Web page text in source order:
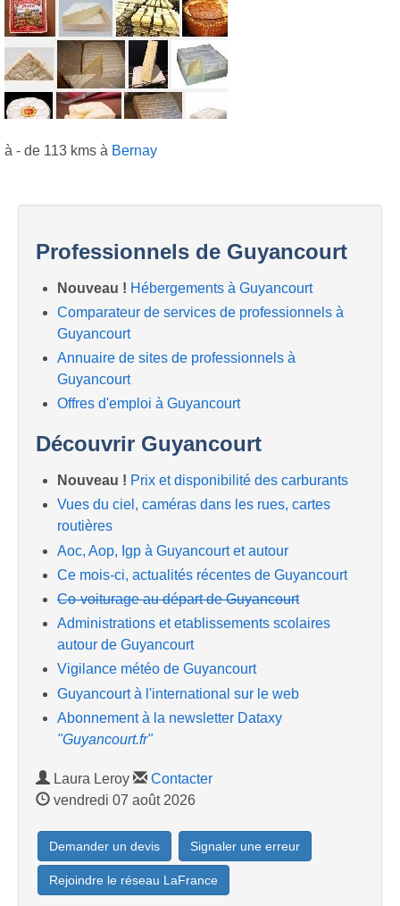
à - de 113 kms à Bernay
Professionnels de Guyancourt
Nouveau ! Hébergements à Guyancourt
Comparateur de services de professionnels à
Guyancourt
Annuaire de sites de professionnels à
Guyancourt
Offres d'emploi à Guyancourt
Découvrir Guyancourt
Nouveau ! Prix et disponibilité des carburants
Vues du ciel, caméras dans les rues, cartes
routières
Aoc, Aop, Igp à Guyancourt et autour
Ce mois-ci, actualités récentes de Guyancourt
Co-voiturage au départ de Guyancourt
Administrations et etablissements scolaires
autour de Guyancourt
Vigilance météo de Guyancourt
Guyancourt à l'international sur le web
Abonnement à la newsletter Dataxy
"Guyancourt.fr"
Laura Leroy
Contacter
vendredi 07 août 2026
Demander un devis Signaler une erreur
Rejoindre le réseau LaFrance